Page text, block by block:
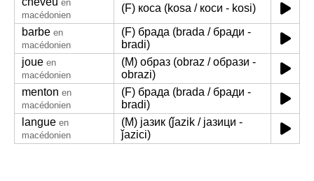
en
macédonien
(F) коса (kosa / коси - kosi)
barbe en
macédonien
(F) брада (brada / бради -
bradi)
joue en
macédonien
(M) образ (obraz / образи -
obrazi)
menton en
macédonien
(F) брада (brada / бради -
bradi)
langue en
macédonien
(M) јазик (ǰazik / јазици -
ǰazici)